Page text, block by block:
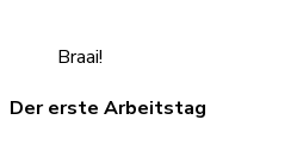
Braai!
Der erste Arbeitstag